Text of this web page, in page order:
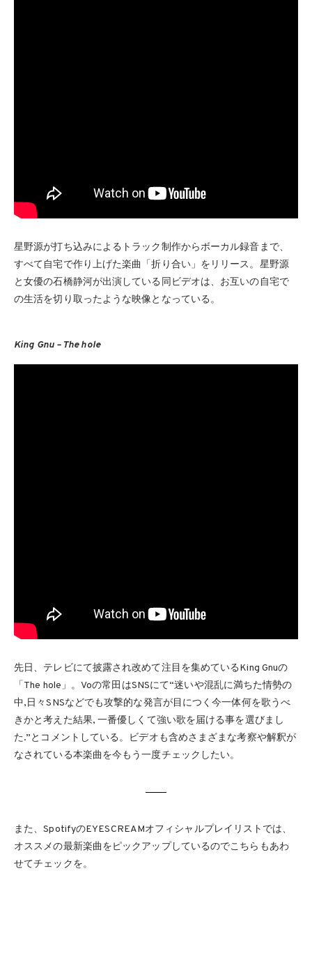
星野源が打ち込みによるトラック制作からボーカル録音まで、
すべて自宅で作り上げた楽曲「折り合い」をリリース。星野源
と女優の石橋静河が出演している同ビデオは、お互いの自宅で
の生活を切り取ったような映像となっている。
King Gnu – The hole
先日、テレビにて披露され改めて注目を集めているKing Gnuの
「The hole」。Voの常田はSNSにて“迷いや混乱に満ちた情勢の
中,日々SNSなどでも攻撃的な発言が目につく今一体何を歌うべ
きかと考えた結果, 一番優しくて強い歌を届ける事を選びまし
た.”とコメントしている。ビデオも含めさまざまな考察や解釈が
なされている本楽曲を今もう一度チェックしたい。
また、SpotifyのEYESCREAMオフィシャルプレイリストでは、
オススメの最新楽曲をピックアップしているのでこちらもあわ
せてチェックを。